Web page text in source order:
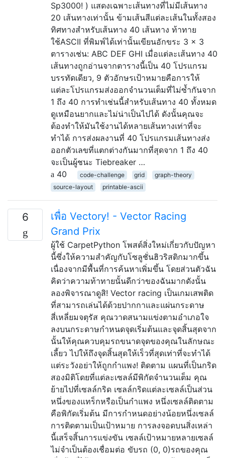
Sp3000! ) แสดงเฉพาะเส้นทางที่ไม่มีเส้นทาง
20 เส้นทางเท่านั้น ข้ามเส้นสีแต่ละเส้นในทั้งสอง
ทิศทางสำหรับเส้นทาง 40 เส้นทาง ท้าทาย
ใช้ASCII ที่พิมพ์ได้เท่านั้นเขียนอักขระ 3 × 3
ตารางเช่น: ABC DEF GHI เมื่อแต่ละเส้นทาง 40
เส้นทางถูกอ่านจากตารางนี้เป็น 40 โปรแกรม
บรรทัดเดียว, 9 ตัวอักษรเป้าหมายคือการให้
แต่ละโปรแกรมส่งออกจำนวนเต็มที่ไม่ซ้ำกันจาก
1 ถึง 40 การทำเช่นนี้สำหรับเส้นทาง 40 ทั้งหมด
ดูเหมือนยากและไม่น่าเป็นไปได้ ดังนั้นคุณจะ
ต้องทำให้มันใช้งานได้หลายเส้นทางเท่าที่จะ
ทำได้ การส่งผลงานที่ 40 โปรแกรมเส้นทางส่ง
ออกตัวเลขที่แตกต่างกันมากที่สุดจาก 1 ถึง 40
จะเป็นผู้ชนะ Tiebreaker …
40
code-challenge grid
graph-theory
source-layout
printable-ascii
6
เพื่อ Vectory! - Vector Racing
Grand Prix
ผู้ใช้ CarpetPython โพสต์สิ่งใหม่เกี่ยวกับปัญหา
นี้ซึ่งให้ความสำคัญกับโซลูชั่นฮิวริสติกมากขึ้น
เนื่องจากมีพื้นที่การค้นหาเพิ่มขึ้น โดยส่วนตัวฉัน
คิดว่าความท้าทายนั้นดีกว่าของฉันมากดังนั้น
ลองพิจารณาดูสิ! Vector racing เป็นเกมเสพติด
ที่สามารถเล่นได้ด้วยปากกาและแผ่นกระดาษ
สี่เหลี่ยมจตุรัส คุณวาดสนามแข่งตามอำเภอใจ
ลงบนกระดาษกำหนดจุดเริ่มต้นและจุดสิ้นสุดจาก
นั้นให้คุณควบคุมรถขนาดจุดของคุณในลักษณะ
เลี้ยว ไปให้ถึงจุดสิ้นสุดให้เร็วที่สุดเท่าที่จะทำได้
แต่ระวังอย่าให้ถูกกำแพง! ติดตาม แผนที่เป็นกริด
สองมิติโดยที่แต่ละเซลล์มีพิกัดจำนวนเต็ม คุณ
ย้ายไปที่เซลล์กริด เซลล์กริดแต่ละเซลล์เป็นส่วน
หนึ่งของแทร็กหรือเป็นกำแพง หนึ่งเซลล์ติดตาม
คือพิกัดเริ่มต้น มีการกำหนดอย่างน้อยหนึ่งเซลล์
การติดตามเป็นเป้าหมาย การลงจอดบนสิ่งเหล่า
นี้เสร็จสิ้นการแข่งขัน เซลล์เป้าหมายหลายเซลล์
ไม่จำเป็นต้องเชื่อมต่อ ขับรถ (0, 0)รถของคุณ